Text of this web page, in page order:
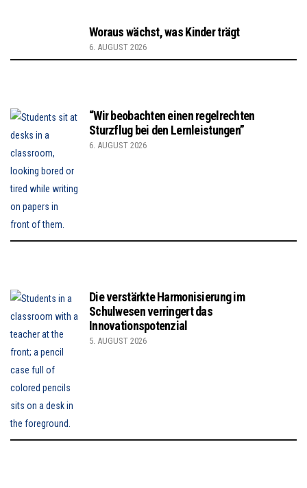
Woraus wächst, was Kinder trägt
6. AUGUST 2026
“Wir beobachten einen regelrechten
Sturzflug bei den Lernleistungen”
6. AUGUST 2026
Die verstärkte Harmonisierung im
Schulwesen verringert das
Innovationspotenzial
5. AUGUST 2026